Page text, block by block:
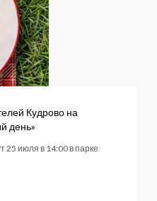
Кудрово на
день»
июля в 14:00 в парке